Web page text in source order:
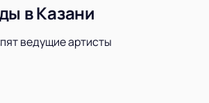
в Казани
ведущие артисты